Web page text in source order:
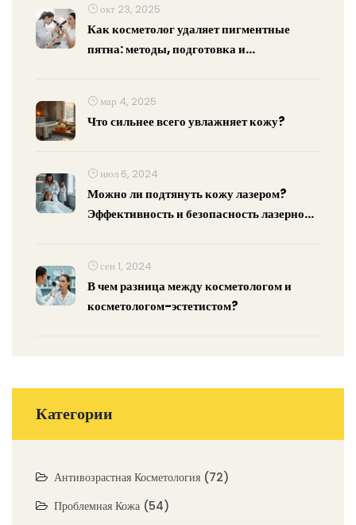
окт 23, 2025
Как косметолог удаляет пигментные
пятна: методы, подготовка и
мар 4, 2025
Что сильнее всего увлажняет кожу?
июл 6, 2024
Можно ли подтянуть кожу лазером?
Эффективность и безопасность лазерной
сен 1, 2024
В чем разница между косметологом и
косметологом-эстетистом?
Категории
Антивозрастная Косметология (72)
Проблемная Кожа (54)